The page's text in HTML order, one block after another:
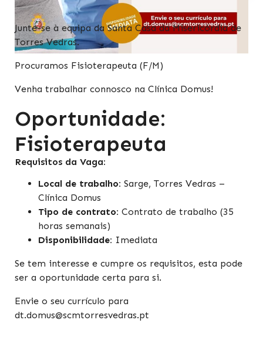
Junte-se à equipa da Santa Casa da Misericórdia de
Torres Vedras.
Procuramos Fisioterapeuta (F/M)
Venha trabalhar connosco na Clínica Domus!
Oportunidade:
Fisioterapeuta
Requisitos da Vaga:
Local de trabalho: Sarge, Torres Vedras –
Clínica Domus
Tipo de contrato: Contrato de trabalho (35
horas semanais)
Disponibilidade: Imediata
Se tem interesse e cumpre os requisitos, esta pode
ser a oportunidade certa para si.
Envie o seu currículo para
dt.domus@scmtorresvedras.pt